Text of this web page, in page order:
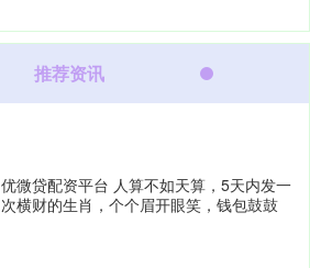
推荐资讯
优微贷配资平台 人算不如天算，5天内发一
次横财的生肖，个个眉开眼笑，钱包鼓鼓